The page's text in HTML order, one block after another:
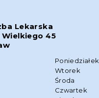
Lekarska
Wielkiego 45
Poniedziałek
Wtorek
Środa
Czwartek